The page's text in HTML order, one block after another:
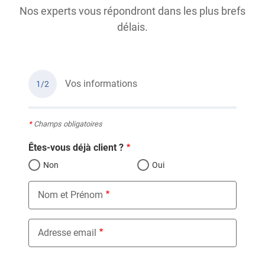
Nos experts vous répondront dans les plus brefs
délais.
1/2 Vos informations
*Champs obligatoires
Êtes-vous déjà client ?
Non Oui
Nom et Prénom
Adresse email